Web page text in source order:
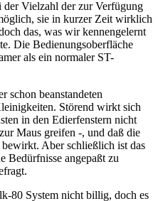
der Vielzahl der zur Verfügung
sie in kurzer Zeit wirklich
das, was wir kennengelernt
Die Bedienungsoberfläche
als ein normaler ST-
schon beanstandeten
Störend wirkt sich
in den Edierfenstern nicht
Maus greifen -, und daß die
bewirkt. Aber schließlich ist das
Bedürfnisse angepaßt zu
80 System nicht billig, doch es